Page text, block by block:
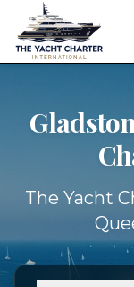
The Yacht